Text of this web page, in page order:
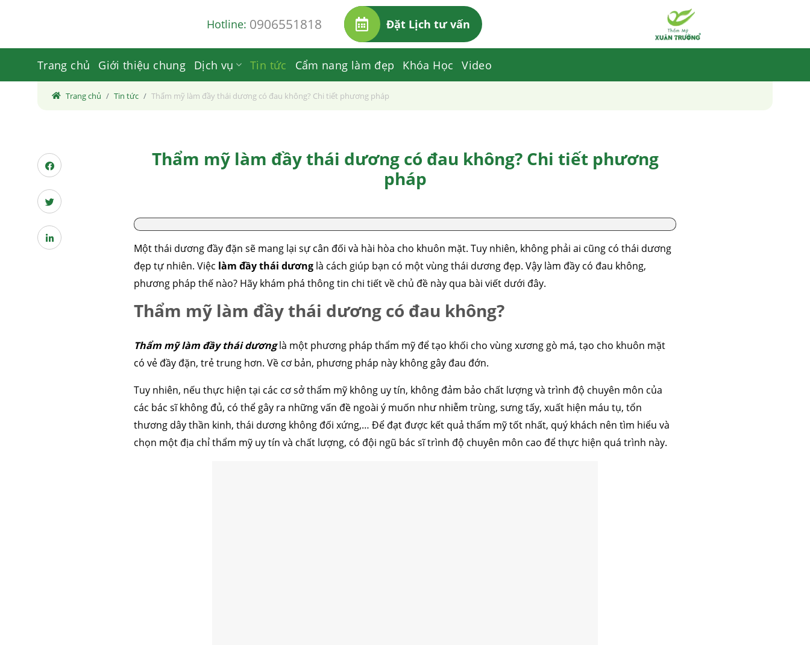
Hotline: 0906551818 Đặt Lịch tư vấn
Trang chủ Giới thiệu chung Dịch vụ Tin tức Cẩm nang làm đẹp Khóa Học Video
Trang chủ Tin tức Thẩm mỹ làm đầy thái dương có đau không? Chi tiết phương pháp
Thẩm mỹ làm đầy thái dương có đau không? Chi tiết phương
pháp
Một thái dương đầy đặn sẽ mang lại sự cân đối và hài hòa cho khuôn mặt. Tuy nhiên, không phải ai cũng có thái dương
đẹp tự nhiên. Việc làm đầy thái dương là cách giúp bạn có một vùng thái dương đẹp. Vậy làm đầy có đau không,
phương pháp thế nào? Hãy khám phá thông tin chi tiết về chủ đề này qua bài viết dưới đây.
Thẩm mỹ làm đầy thái dương có đau không?
Thẩm mỹ làm đầy thái dươnglà một phương pháp thẩm mỹ để tạo khối cho vùng xương gò má, tạo cho khuôn mặt
có vẻ đầy đặn, trẻ trung hơn. Về cơ bản, phương pháp này không gây đau đớn.
Tuy nhiên, nếu thực hiện tại các cơ sở thẩm mỹ không uy tín, không đảm bảo chất lượng và trình độ chuyên môn của
các bác sĩ không đủ, có thể gây ra những vấn đề ngoài ý muốn như nhiễm trùng, sưng tấy, xuất hiện máu tụ, tổn
thương dây thần kinh, thái dương không đối xứng,… Để đạt được kết quả thẩm mỹ tốt nhất, quý khách nên tìm hiểu và
chọn một địa chỉ thẩm mỹ uy tín và chất lượng, có đội ngũ bác sĩ trình độ chuyên môn cao để thực hiện quá trình này.